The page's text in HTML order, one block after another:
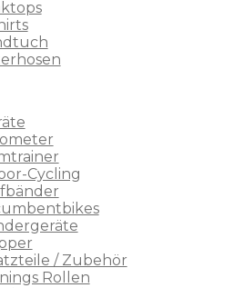
Cycling
/ Zubehör
Rollen